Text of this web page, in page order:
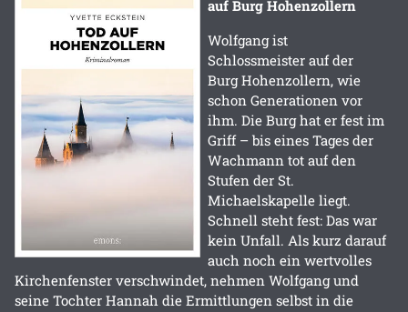
auf Burg Hohenzollern
Wolfgang ist
Schlossmeister auf der
Burg Hohenzollern, wie
schon Generationen vor
ihm. Die Burg hat er fest im
Griff – bis eines Tages der
Wachmann tot auf den
Stufen der St.
Michaelskapelle liegt.
Schnell steht fest: Das war
kein Unfall. Als kurz darauf
auch noch ein wertvolles
Kirchenfenster verschwindet, nehmen Wolfgang und
seine Tochter Hannah die Ermittlungen selbst in die